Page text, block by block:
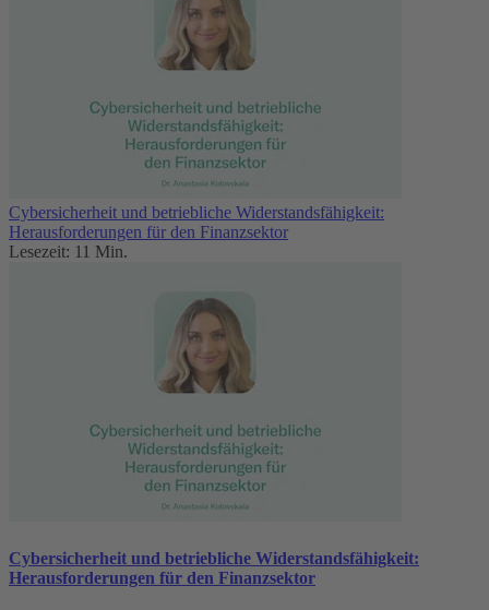
Cybersicherheit und betriebliche Widerstandsfähigkeit:
Herausforderungen für den Finanzsektor
Lesezeit: 11 Min.
Cybersicherheit und betriebliche Widerstandsfähigkeit:
Herausforderungen für den Finanzsektor